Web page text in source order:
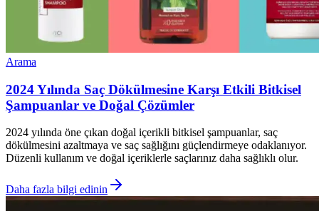
Arama
2024 Yılında Saç Dökülmesine Karşı Etkili Bitkisel
Şampuanlar ve Doğal Çözümler
2024 yılında öne çıkan doğal içerikli bitkisel şampuanlar, saç
dökülmesini azaltmaya ve saç sağlığını güçlendirmeye odaklanıyor.
Düzenli kullanım ve doğal içeriklerle saçlarınız daha sağlıklı olur.
Daha fazla bilgi edinin